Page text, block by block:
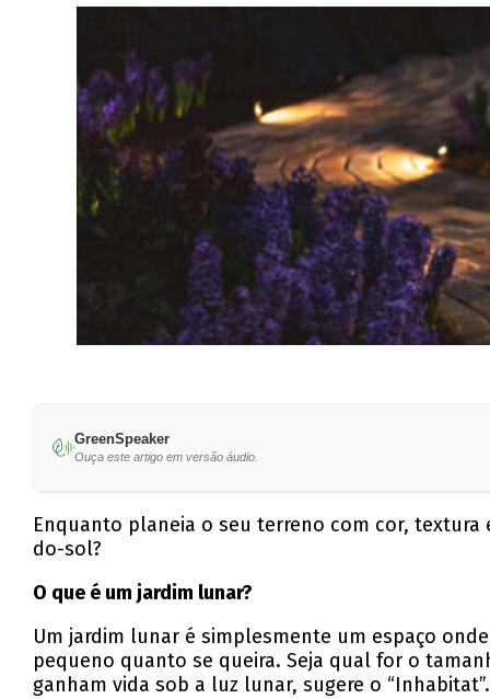
GreenSpeaker
Ouça este artigo em versão áudio.
Enquanto planeia o seu terreno com cor,
do-sol?
O que é um jardim lunar?
Um jardim lunar é simplesmente um espaço
pequeno quanto se queira. Seja qual for o
ganham vida sob a luz lunar, sugere o “Inhabitat”.